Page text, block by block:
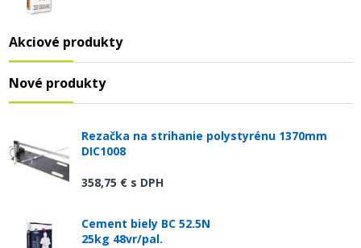
Akciové produkty
Nové produkty
Rezačka na strihanie polystyrénu 1370mm
DIC1008
358,75 € s DPH
Cement biely BC 52.5N
25kg 48vr/pal.